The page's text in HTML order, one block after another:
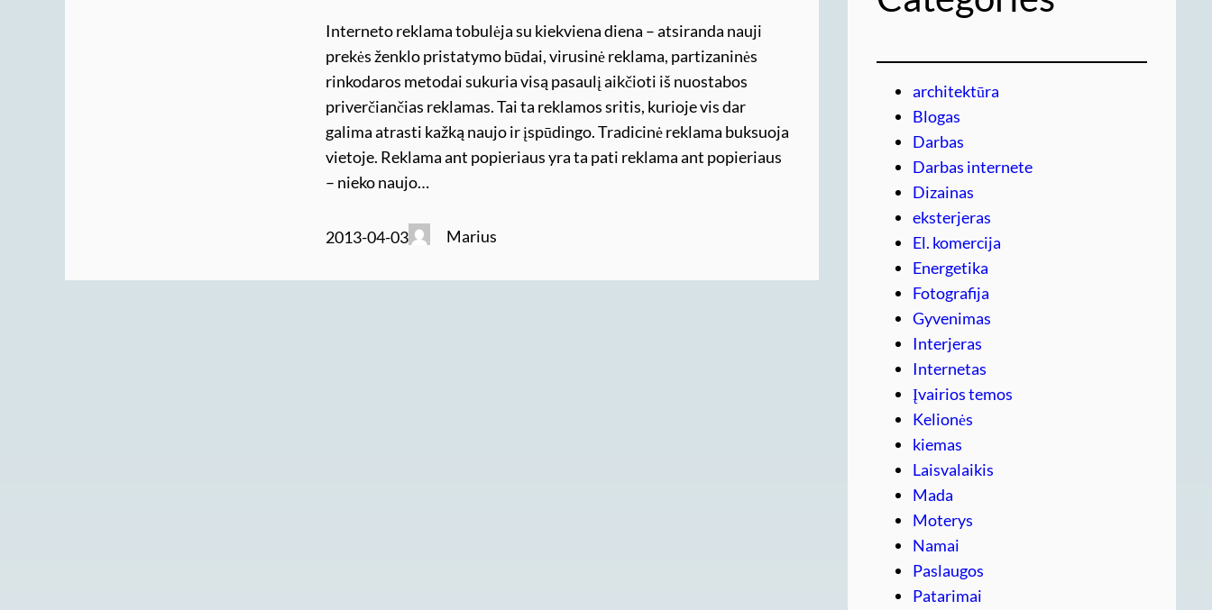
Interneto reklama tobulėja su kiekviena diena – atsiranda nauji
prekės ženklo pristatymo būdai, virusinė reklama, partizaninės
rinkodaros metodai sukuria visą pasaulį aikčioti iš nuostabos
priverčiančias reklamas. Tai ta reklamos sritis, kurioje vis dar
galima atrasti kažką naujo ir įspūdingo. Tradicinė reklama buksuoja
vietoje. Reklama ant popieriaus yra ta pati reklama ant popieriaus
– nieko naujo…
2013-04-03 Marius
architektūra
Blogas
Darbas
Darbas internete
Dizainas
eksterjeras
El. komercija
Energetika
Fotografija
Gyvenimas
Interjeras
Internetas
Įvairios temos
Kelionės
kiemas
Laisvalaikis
Mada
Moterys
Namai
Paslaugos
Patarimai